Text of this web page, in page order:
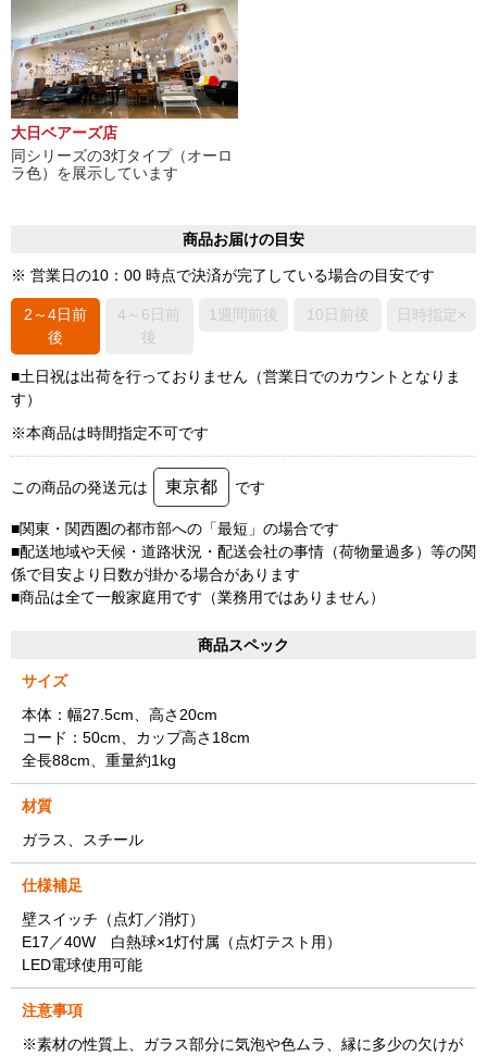
大日ベアーズ店
同シリーズの3灯タイプ（オーロ
ラ色）を展示しています
商品お届けの目安
※ 営業日の10：00 時点で決済が完了している場合の目安です
2～4日前
後
4～6日前
後
1週間前後 10日前後 日時指定×
■土日祝は出荷を行っておりません（営業日でのカウントとなりま
す）
※本商品は時間指定不可です
この商品の発送元は 東京都 です
■関東・関西圏の都市部への「最短」の場合です
■配送地域や天候・道路状況・配送会社の事情（荷物量過多）等の関
係で目安より日数が掛かる場合があります
■商品は全て一般家庭用です（業務用ではありません）
商品スペック
サイズ
本体：幅27.5cm、高さ20cm
コード：50cm、カップ高さ18cm
全長88cm、重量約1kg
材質
ガラス、スチール
仕様補足
壁スイッチ（点灯／消灯）
E17／40W 白熱球×1灯付属（点灯テスト用）
LED電球使用可能
注意事項
※素材の性質上、ガラス部分に気泡や色ムラ、縁に多少の欠けが